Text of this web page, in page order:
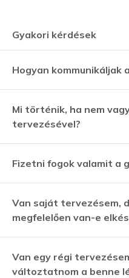
Gyakori kérdések
Hogyan kommunikáljak
Mi történik, ha nem
tervezésével?
Fizetni fogok valamit a
Van saját tervezésem,
megfelelően van-e
Van egy régi
változtatnom a benne